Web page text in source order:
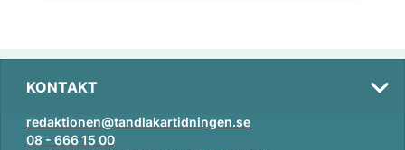
KONTAKT
redaktionen@tandlakartidningen.se
08 - 666 15 00